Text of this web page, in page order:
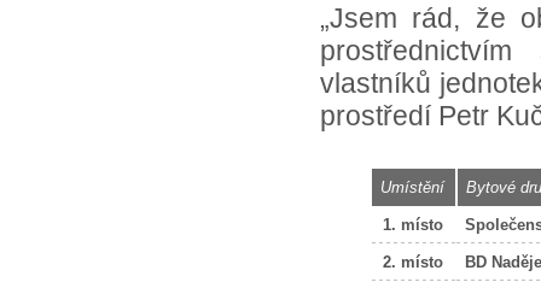
„Jsem rád, že
vlastníků
prostředí Petr
Umístění Bytové
1. místo
2. místo BD